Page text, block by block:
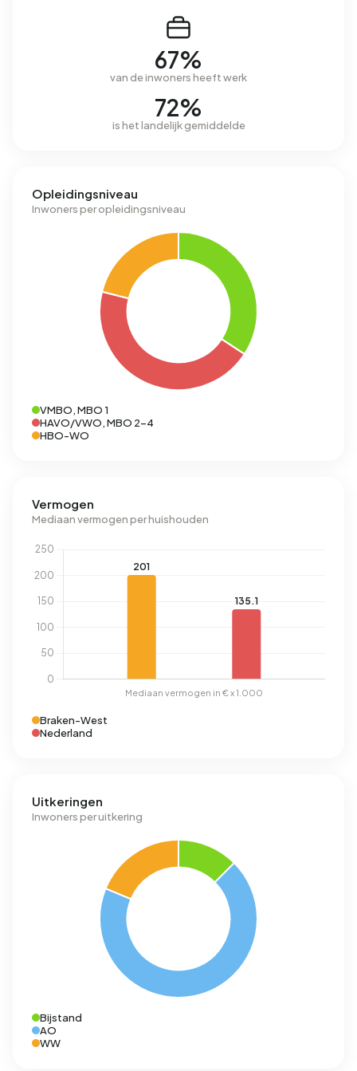
67%
van de inwoners heeft werk
72%
is het landelijk gemiddelde
Opleidingsniveau
Inwoners per opleidingsniveau
VMBO, MBO 1
HAVO/VWO, MBO 2-4
HBO-WO
Vermogen
Mediaan vermogen per huishouden
Braken-West
Nederland
Uitkeringen
Inwoners per uitkering
Bijstand
AO
WW